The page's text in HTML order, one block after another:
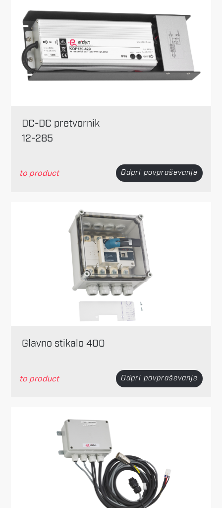
DC-DC pretvornik
12-285
to product Odpri povpraševanje
Glavno stikalo 400
to product Odpri povpraševanje